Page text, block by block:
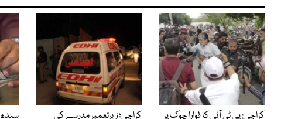
کراچی: پی ٹی آئی کا فوارا چوک پر
کراچی؛ زیرتعمیر مدرسے کی
سندھ